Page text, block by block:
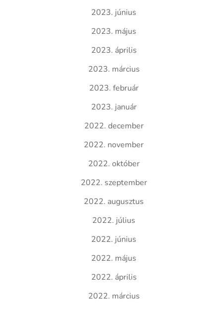
2023. június
2023. május
2023. április
2023. március
2023. február
2023. január
2022. december
2022. november
2022. október
2022. szeptember
2022. augusztus
2022. július
2022. június
2022. május
2022. április
2022. március